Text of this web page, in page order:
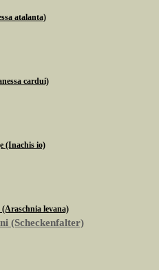
atalanta)
cardui)
(Inachis io)
levana)
(Scheckenfalter)